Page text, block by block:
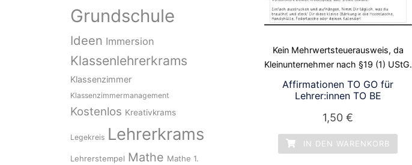
Kein Mehrwertsteuerausweis, da
Kleinunternehmer nach §19 (1) UStG.
Affirmationen TO GO für
Lehrer:innen TO BE
1,50€
IN DEN WARENKORB
Grundschule
Ideen Immersion
Klassenlehrerkrams
Klassenzimmer
Klassenzimmermanagement
Kostenlos Kreativkrams
Legekreis Lehrerkrams
Lehrerstempel Mathe Mathe 1.